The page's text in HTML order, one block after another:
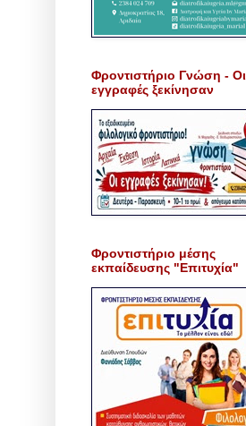
Φροντιστήριο Γνώση - Οι
εγγραφές ξεκίνησαν
Φροντιστήριο μέσης
εκπαίδευσης "Επιτυχία"